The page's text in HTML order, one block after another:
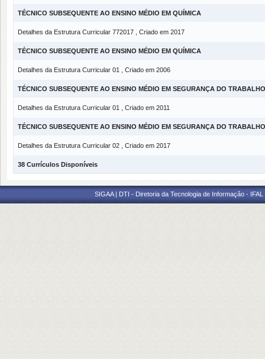
TÉCNICO SUBSEQUENTE AO ENSINO MÉDIO EM QUÍMICA
Detalhes da Estrutura Curricular 772017 , Criado em 2017
TÉCNICO SUBSEQUENTE AO ENSINO MÉDIO EM QUÍMICA
Detalhes da Estrutura Curricular 01 , Criado em 2006
TÉCNICO SUBSEQUENTE AO ENSINO MÉDIO EM SEGURANÇA DO TRABALHO
Detalhes da Estrutura Curricular 01 , Criado em 2011
TÉCNICO SUBSEQUENTE AO ENSINO MÉDIO EM SEGURANÇA DO TRABALHO
Detalhes da Estrutura Curricular 02 , Criado em 2017
38 Currículos Disponíveis
SIGAA | DTI - Diretoria da Tecnologia de Informação -